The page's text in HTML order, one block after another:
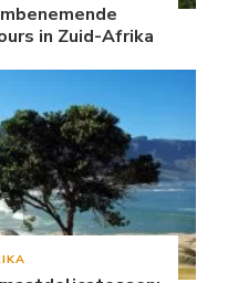
in Zuid-Afrika